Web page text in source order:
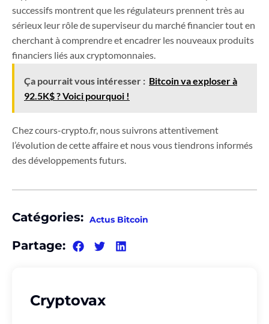
successifs montrent que les régulateurs prennent très au
sérieux leur rôle de superviseur du marché financier tout en
cherchant à comprendre et encadrer les nouveaux produits
financiers liés aux cryptomonnaies.
Ça pourrait vous intéresser : Bitcoin va exploser à
92.5K$ ? Voici pourquoi !
Chez cours-crypto.fr, nous suivrons attentivement
l’évolution de cette affaire et nous vous tiendrons informés
des développements futurs.
Catégories: Actus Bitcoin
Partage:
Cryptovax